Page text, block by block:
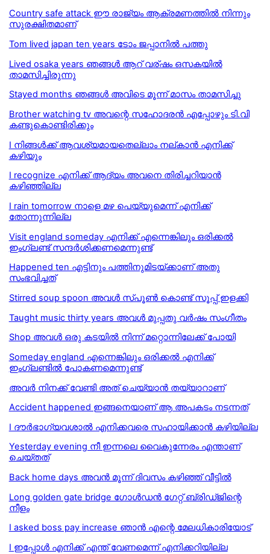
Country safe attack ഈ രാജ്യം ആക്രമണത്തിൽ നിന്നും
സുരക്ഷിതമാണ്
Tom lived japan ten years ടോം ജപ്പാനില്‍ പത്തു
Lived osaka years ഞങ്ങള്‍ ആറ് വര്ഷം ഒസകയില്‍
താമസിച്ചിരുന്നു
Stayed months ഞങ്ങള്‍ അവിടെ മൂന്ന് മാസം താമസിച്ചു
Brother watching tv അവന്റെ സഹോദരൻ എപ്പോഴും ടി.വി
കണ്ടുകൊണ്ടിരിക്കും
I നിങ്ങള്‍ക്ക് ആവശ്യമായതെല്ലാം നല്കാന്‍ എനിക്ക്
കഴിയും
I recognize എനിക്ക് ആദ്യം അവനെ തിരിച്ചറിയാൻ
കഴിഞ്ഞില്ല
I rain tomorrow നാളെ മഴ പെയ്യുമെന്ന് എനിക്ക്
തോന്നുന്നില്ല
Visit england someday എനിക്ക് എന്നെങ്കിലും ഒരിക്കൽ
ഇംഗ്ലണ്ട് സന്ദർശിക്കണമെന്നുണ്ട്
Happened ten എട്ടിനും പത്തിനുമിടയ്ക്കാണ് അതു
സംഭവിച്ചത്
Stirred soup spoon അവൾ സ്പൂൺ കൊണ്ട് സൂപ്പ് ഇളക്കി
Taught music thirty years അവള്‍ മുപ്പതു വര്‍ഷം സംഗീതം
Shop അവൾ ഒരു കടയിൽ നിന്ന് മറ്റൊന്നിലേക്ക് പോയി
Someday england എന്നെങ്കിലും ഒരിക്കൽ എനിക്ക്
ഇംഗ്ലണ്ടിൽ പോകണമെന്നുണ്ട്
അവർ നിനക്ക് വേണ്ടി അത് ചെയ്യാൻ തയ്യാറാണ്
Accident happened ഇങ്ങനെയാണ് ആ അപകടം നടന്നത്
I ദൗര്‍ഭാഗ്യവശാല്‍ എനിക്കവരെ സഹായിക്കാന്‍ കഴിയില്ല
Yesterday evening നീ ഇന്നലെ വൈകുന്നേരം എന്താണ്
ചെയ്തത്
Back home days അവന്‍ മൂന്ന് ദിവസം കഴിഞ്ഞ് വീട്ടില്‍
Long golden gate bridge ഗോൾഡൻ ഗേറ്റ് ബ്രിഡ്ജിന്റെ
നീളം
I asked boss pay increase ഞാൻ എന്റെ മേലധികാരിയോട്
I ഇപ്പോള്‍ എനിക്ക് എന്ത് വേണമെന്ന് എനിക്കറിയില്ല